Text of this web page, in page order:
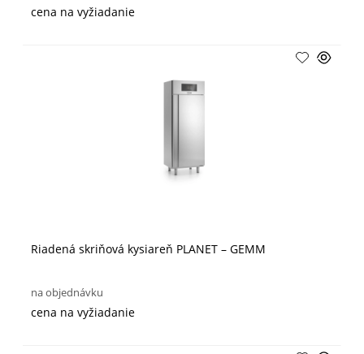
cena na vyžiadanie
Riadená skriňová kysiareň PLANET – GEMM
na objednávku
cena na vyžiadanie